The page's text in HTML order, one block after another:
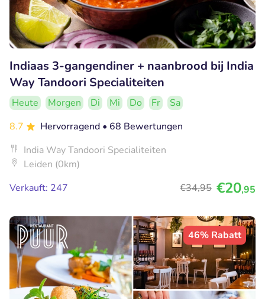
Indiaas 3-gangendiner + naanbrood bij India
Way Tandoori Specialiteiten
Heute Morgen Di Mi Do Fr
Sa
8.7
Hervorragend • 68 Bewertungen
India Way Tandoori Specialiteiten
Leiden (0km)
Verkauft: 247
€34,95 €20,95
46% Rabatt